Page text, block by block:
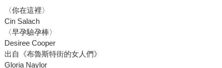
〈你在這裡〉
Cin Salach
〈早孕驗孕棒〉
Desiree Cooper
出自《布魯斯特街的女人們》
Gloria Naylor